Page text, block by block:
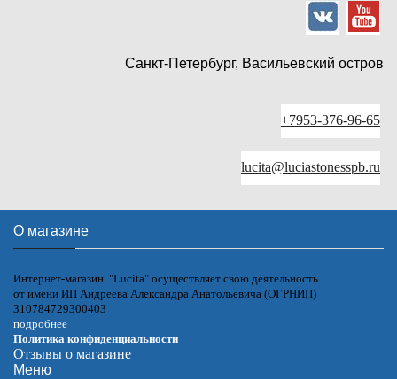
Санкт-Петербург, Васильевский остров
+7953-376-96-65
lucita@luciastonesspb.ru
О магазине
Интернет-магазин "Lucita" осуществляет свою деятельность
от имени ИП Андреева Александра Анатольевича (ОГРНИП)
310784729300403
подробнее
Политика конфиденциальности
Отзывы о магазине
Меню